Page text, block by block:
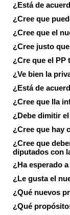
¿Está de
¿Cree que
¿Cree que el
¿Cree justo
¿Cre que el PP
¿Ve bien la
¿Está de
¿Cree que lla
¿Debe dimitir
¿Cree que hay
¿Cree que
diputados con
¿Ha esperado
¿Le gusta el
¿Qué nuevos
¿Qué